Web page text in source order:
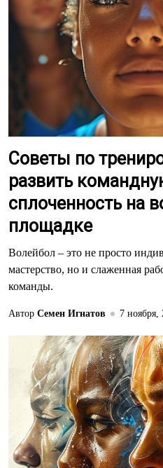
Советы по
развить
сплоченность на
площадке
Волейбол – это не просто
мастерство, но и слаженная
команды.
Автор Семен Игнатов 7 ноября,